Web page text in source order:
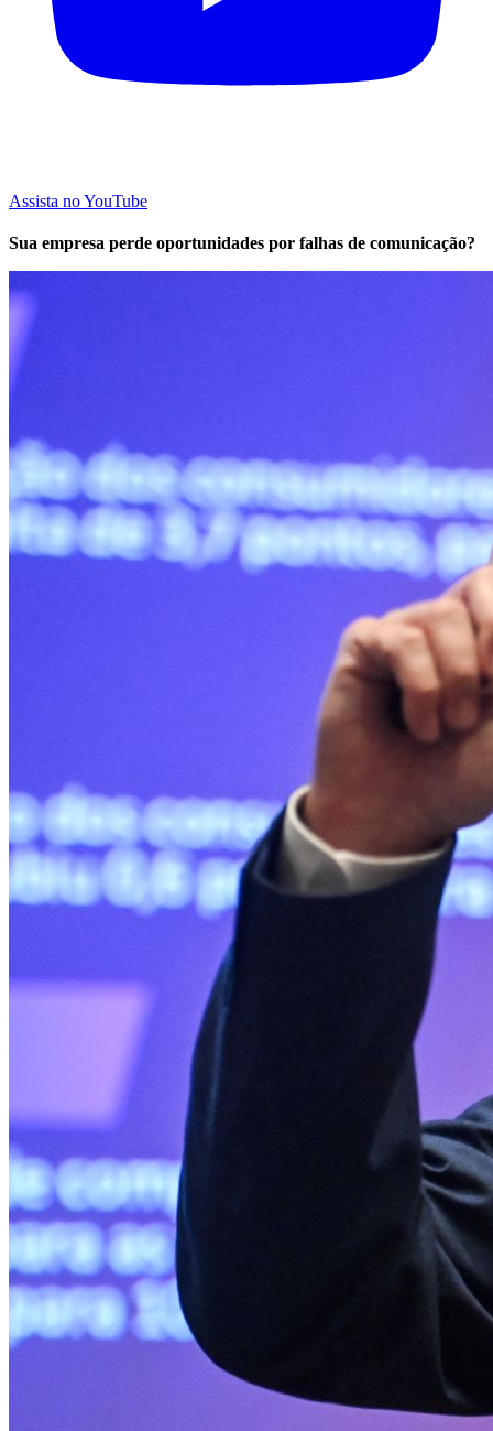
Assista no YouTube
Sua empresa perde oportunidades por falhas de comunicação?